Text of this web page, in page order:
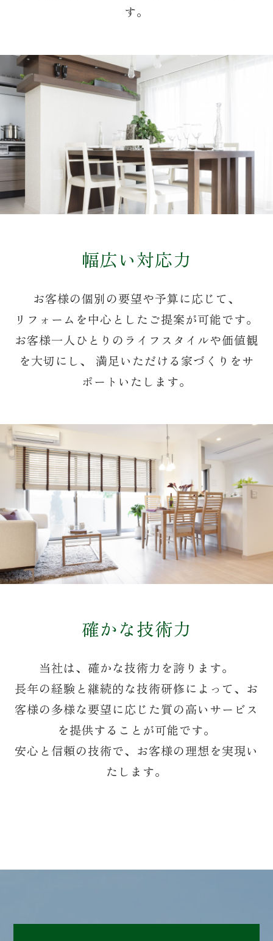
す。
幅広い対応力
お客様の個別の要望や予算に応じて、
リフォームを中心としたご提案が可能です。
お客様一人ひとりのライフスタイルや価値観
を大切にし、満足いただける家づくりをサ
ポートいたします。
確かな技術力
当社は、確かな技術力を誇ります。
長年の経験と継続的な技術研修によって、お
客様の多様な要望に応じた質の高いサービス
を提供することが可能です。
安心と信頼の技術で、お客様の理想を実現い
たします。